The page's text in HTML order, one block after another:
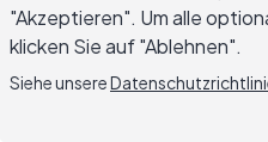
sollte und wann nicht.
diese Grenzlinie auf: wo
Vorteile gegenüber
wo menschliche
und wie man einen
"Akzeptieren". Um alle
klicken Sie auf "Ablehnen".
Siehe unsere